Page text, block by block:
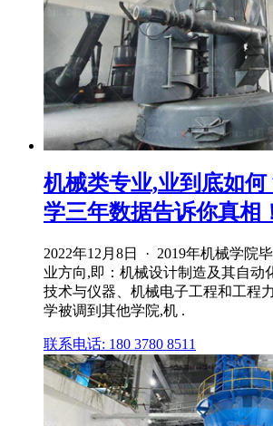
机械类专业,业到底如何
学三年数据告诉你真相
2022年12月8日 · 2019年机械学院
业方向,即：机械设计制造及其自动
技术与仪器、机械电子工程和工程
学被调到其他学院,机 .
联系电话: 180 3780 8511